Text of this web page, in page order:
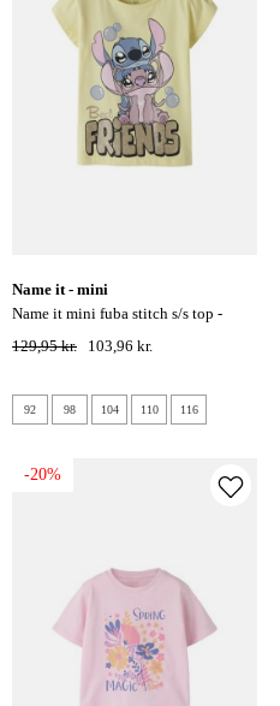
name it - mini
name it mini fuba stitch s/s top -
lemonade
129,95 kr. 103,96 kr.
92 98 104 110 116
-20%